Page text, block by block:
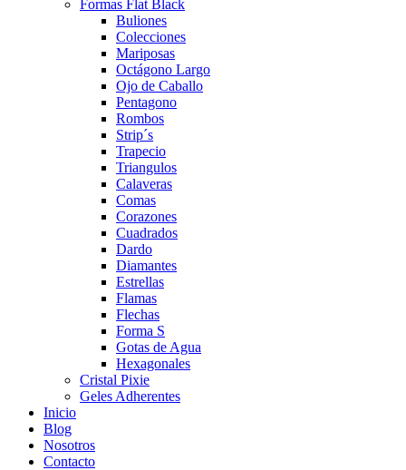
Formas Flat Black
Buliones
Colecciones
Mariposas
Octágono Largo
Ojo de Caballo
Pentagono
Rombos
Strip´s
Trapecio
Triangulos
Calaveras
Comas
Corazones
Cuadrados
Dardo
Diamantes
Estrellas
Flamas
Flechas
Forma S
Gotas de Agua
Hexagonales
Cristal Pixie
Geles Adherentes
Inicio
Blog
Nosotros
Contacto